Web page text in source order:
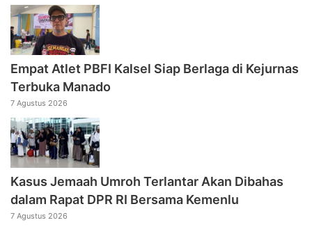
Empat Atlet PBFI Kalsel Siap Berlaga di Kejurnas
Terbuka Manado
7 Agustus 2026
Kasus Jemaah Umroh Terlantar Akan Dibahas
dalam Rapat DPR RI Bersama Kemenlu
7 Agustus 2026